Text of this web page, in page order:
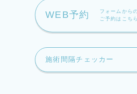
WEB予約
フォームから
ご予約はこちら
施術間隔チェッカー